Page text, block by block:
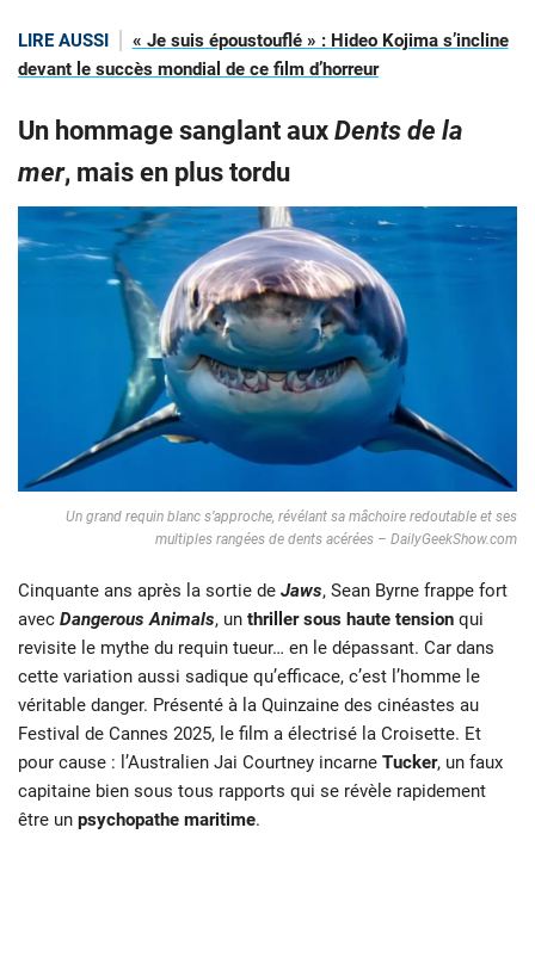
LIRE AUSSI
« Je suis époustouflé » : Hideo Kojima s’incline
devant le succès mondial de ce film d’horreur
Un hommage sanglant aux Dents de la
mer, mais en plus tordu
Un grand requin blanc s’approche, révélant sa mâchoire redoutable et ses
multiples rangées de dents acérées – DailyGeekShow.com
Cinquante ans après la sortie de Jaws, Sean Byrne frappe fort
avec Dangerous Animals, un thriller sous haute tension qui
revisite le mythe du requin tueur… en le dépassant. Car dans
cette variation aussi sadique qu’efficace, c’est l’homme le
véritable danger. Présenté à la Quinzaine des cinéastes au
Festival de Cannes 2025, le film a électrisé la Croisette. Et
pour cause : l’Australien Jai Courtney incarne Tucker, un faux
capitaine bien sous tous rapports qui se révèle rapidement
être un psychopathe maritime.